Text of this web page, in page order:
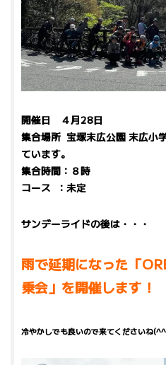
開催日 ４月28日
集合場所 宝塚末広公園 末広小
ています。
集合時間：８時
コース ：未定
サンデーライドの後は・・・
雨で延期になった「
乗会」を開催します！
冷やかしでも良いので来てくださいね